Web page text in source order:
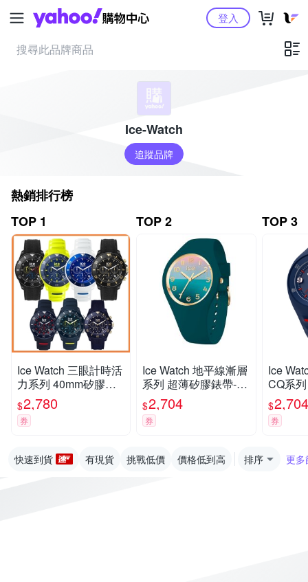
Yahoo購物中心登入
Ice-Watch
追蹤品牌
熱銷排行榜
TOP 1
Ice Watch 三眼計時活
力系列 40mm矽膠錶
帶-多款任選
$2,780
券
TOP 2
Ice Watch 地平線漸層
系列 超薄矽膠錶帶-墨
綠色
$2,704
券
TOP 3
Ice
CQ系
白矽膠
$2,704
券
快速到貨 有現貨 挑戰低價 價格低到高 排序 更多